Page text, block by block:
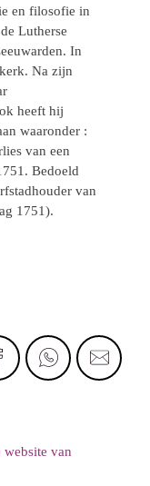
en filosofie in
Lutherse
In
Na zijn
heeft hij
waaronder :
van een
Bedoeld
van
1751).
van